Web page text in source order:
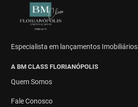
Especialista em lançamentos Imobiliários
A BM CLASS FLORIANÓPOLIS
Quem Somos
Fale Conosco